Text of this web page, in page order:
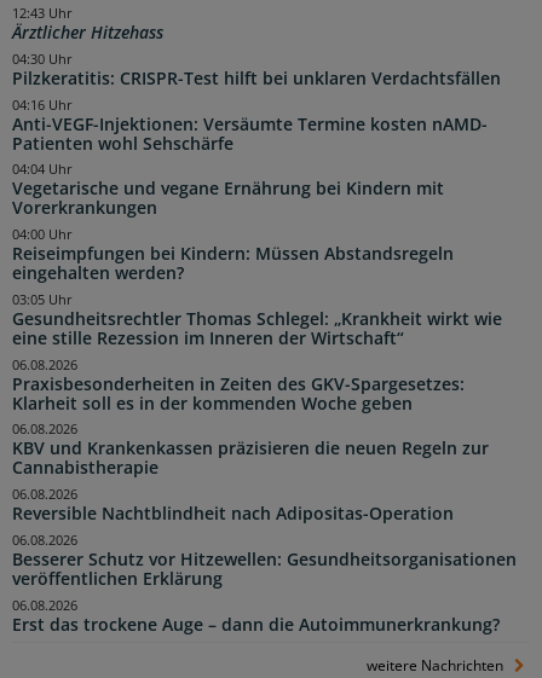
Ärztlicher Hitzehass
12:43 Uhr
Pilzkeratitis: CRISPR-Test hilft bei unklaren Verdachtsfällen
04:30 Uhr
Anti-VEGF-Injektionen: Versäumte Termine kosten nAMD-
Patienten wohl Sehschärfe
04:16 Uhr
Vegetarische und vegane Ernährung bei Kindern mit
Vorerkrankungen
04:04 Uhr
Reiseimpfungen bei Kindern: Müssen Abstandsregeln
eingehalten werden?
04:00 Uhr
Gesundheitsrechtler Thomas Schlegel: „Krankheit wirkt wie
eine stille Rezession im Inneren der Wirtschaft“
03:05 Uhr
Praxisbesonderheiten in Zeiten des GKV-Spargesetzes:
Klarheit soll es in der kommenden Woche geben
06.08.2026
KBV und Krankenkassen präzisieren die neuen Regeln zur
Cannabistherapie
06.08.2026
Reversible Nachtblindheit nach Adipositas-Operation
06.08.2026
Besserer Schutz vor Hitzewellen: Gesundheitsorganisationen
veröffentlichen Erklärung
06.08.2026
Erst das trockene Auge – dann die Autoimmunerkrankung?
06.08.2026
weitere Nachrichten